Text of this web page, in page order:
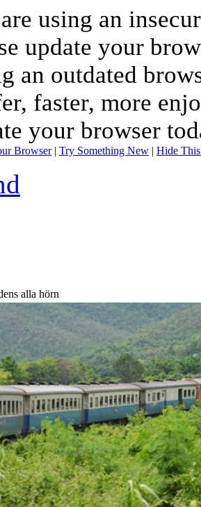
using an
update your
an outdated
faster, more
your browser
Browser| Try Something New | Hide
alla hörn